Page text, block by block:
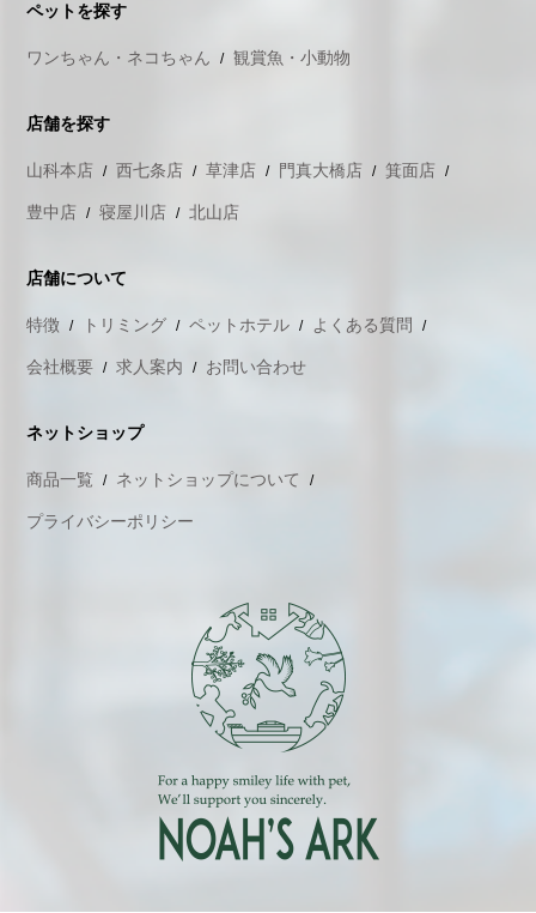
ペットを探す
ワンちゃん・ネコちゃん 観賞魚・小動物
店舗を探す
山科本店 西七条店 草津店 門真大橋店 箕面店
豊中店 寝屋川店 北山店
店舗について
特徴 トリミング ペットホテル よくある質問
会社概要 求人案内 お問い合わせ
ネットショップ
商品一覧 ネットショップについて
プライバシーポリシー